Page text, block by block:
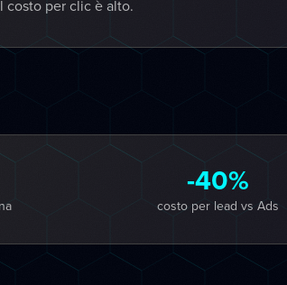
costo per clic è alto.
-40%
costo per lead vs Ads